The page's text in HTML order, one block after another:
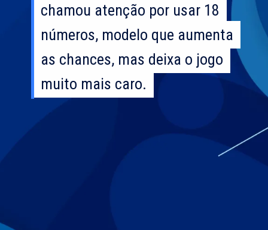
chamou atenção por usar 18
números, modelo que aumenta
as chances, mas deixa o jogo
muito mais caro.
chamou atenção por usar 18
números, modelo que aumenta
as chances, mas deixa o jogo
muito mais caro.